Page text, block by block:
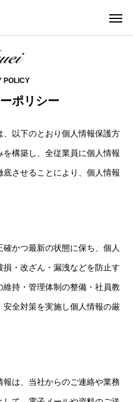
POLICY
ポリシー
以下のとおり個人情報保護方
構築し、全従業員に個人情報
させることにより、個人情報
かつ最新の状態に保ち、個人
・改ざん・漏洩などを防止す
持・管理体制の整備・社員教
全対策を実施し個人情報の厳
は、当社からのご連絡や業務